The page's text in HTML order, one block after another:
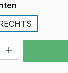
Gib den